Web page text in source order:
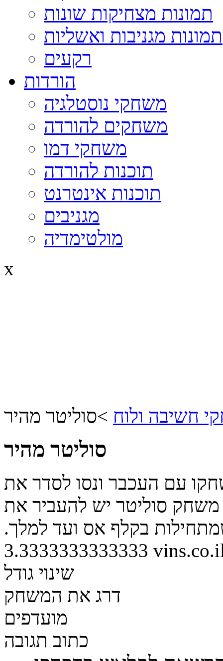
תמונות מצחיקות שונות
תמונות מגניבות ואשליות
רקעים
הורדות
משחקי נוסטלגיה
משחקים להורדה
משחקי דמו
תוכנות להורדה
תוכנות אינטרנט
מגניבים
מולטימדיה
x
חשיבה ולוח >סוליטר מהיר
סוליטר מהיר
עם העכבר ונסו לסדר את
סוליטר יש להעביר את
בקלף אס ועד למלך.
3.3333333333333
שינוי גודל
דרג את המשחק
מועדפים
כתוב תגובה